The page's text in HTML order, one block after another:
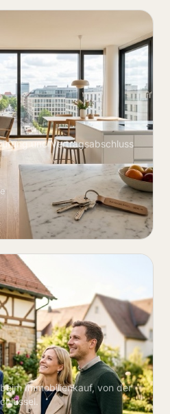
und Vertragsabschluss
Immobilienkauf, von der